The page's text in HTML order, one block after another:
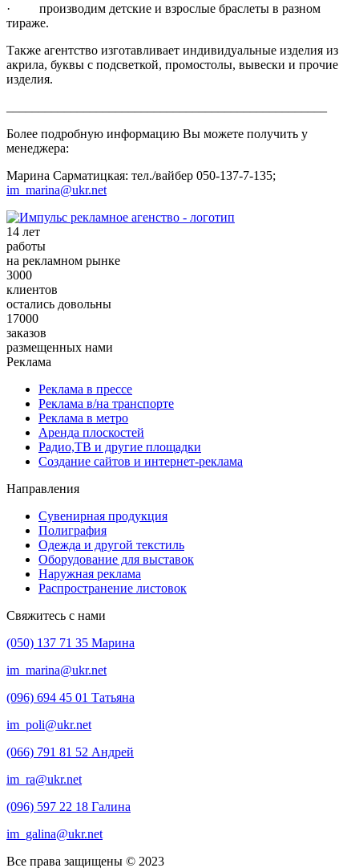
· производим детские и взрослые браслеты в разном
тираже.
Также агентство изготавливает индивидуальные изделия из
акрила, буквы с подсветкой, промостолы, вывески и прочие
изделия.
Более подробную информацию Вы можете получить у
менеджера:
Марина Сарматицкая: тел./вайбер 050-137-7-135;
im_marina@ukr.net
14 лет
работы
на рекламном рынке
3000
клиентов
остались довольны
17000
заказов
размещенных нами
Реклама
Реклама в прессе
Реклама в/на транспорте
Реклама в метро
Аренда плоскостей
Радио,ТВ и другие площадки
Создание сайтов и интернет-реклама
Направления
Сувенирная продукция
Полиграфия
Одежда и другой текстиль
Оборудование для выставок
Наружная реклама
Распространение листовок
Свяжитесь с нами
(050) 137 71 35 Марина
im_marina@ukr.net
(096) 694 45 01 Татьяна
im_poli@ukr.net
(066) 791 81 52 Андрей
im_ra@ukr.net
(096) 597 22 18 Галина
im_galina@ukr.net
Все права защищены © 2023